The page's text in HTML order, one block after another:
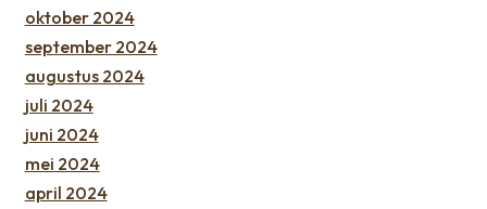
oktober 2024
september 2024
augustus 2024
juli 2024
juni 2024
mei 2024
april 2024